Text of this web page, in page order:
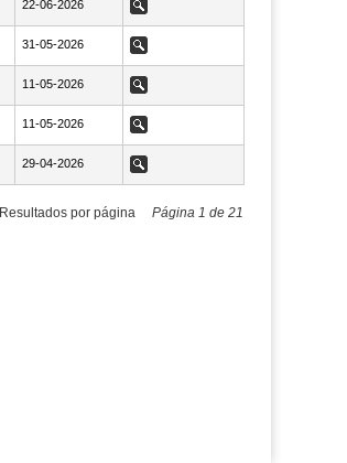
NaN22-06-2026
22-06-2026 Ver
NaN31-05-2026
31-05-2026 Ver
NaN11-05-2026
11-05-2026 Ver
NaN11-05-2026
11-05-2026 Ver
NaN29-04-2026
29-04-2026 Ver
Resultados por página Página 1 de 21